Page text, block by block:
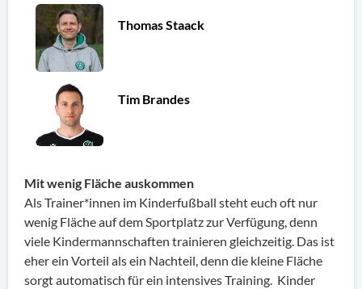
Thomas Staack
Tim Brandes
Mit wenig Fläche auskommen
Als Trainer*innen im Kinderfußball steht euch oft nur
wenig Fläche auf dem Sportplatz zur Verfügung, denn
viele Kindermannschaften trainieren gleichzeitig. Das ist
eher ein Vorteil als ein Nachteil, denn die kleine Fläche
sorgt automatisch für ein intensives Training. Kinder